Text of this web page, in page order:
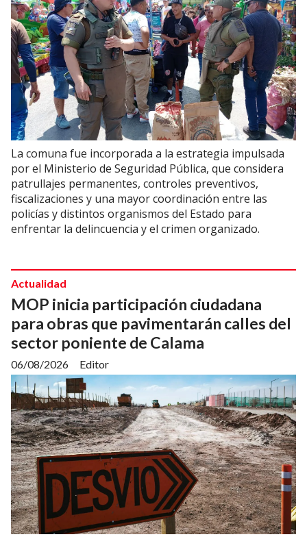
La comuna fue incorporada a la estrategia impulsada
por el Ministerio de Seguridad Pública, que considera
patrullajes permanentes, controles preventivos,
fiscalizaciones y una mayor coordinación entre las
policías y distintos organismos del Estado para
enfrentar la delincuencia y el crimen organizado.
MOP inicia participación ciudadana
para obras que pavimentarán calles del
sector poniente de Calama
Editor
Actualidad
06/08/2026